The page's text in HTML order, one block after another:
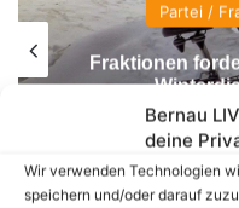
Bernau
deine
Wir verwenden Technologien
speichern und/oder darauf
Partei /
Fraktionen